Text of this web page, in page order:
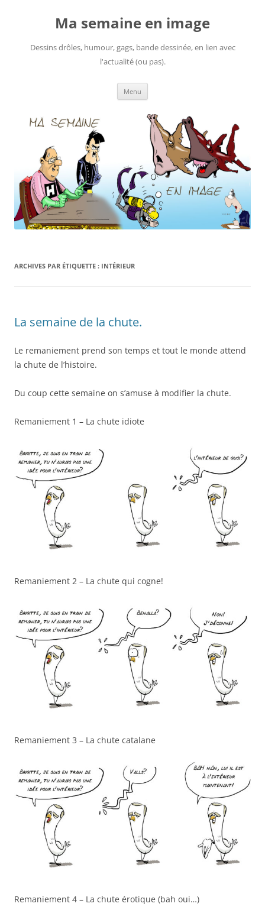
Ma semaine en image
Dessins drôles, humour, gags, bande dessinée, en lien avec
l'actualité (ou pas).
Menu
ARCHIVES PAR ÉTIQUETTE : INTÉRIEUR
La semaine de la chute.
Le remaniement prend son temps et tout le monde attend
la chute de l’histoire.
Du coup cette semaine on s’amuse à modifier la chute.
Remaniement 1 – La chute idiote
Remaniement 2 – La chute qui cogne!
Remaniement 3 – La chute catalane
Remaniement 4 – La chute érotique (bah oui…)